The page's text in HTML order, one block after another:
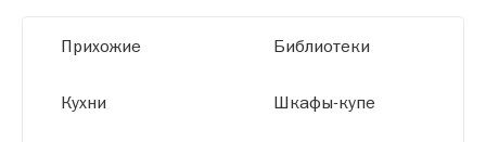
размерам.
Прихожие
Кухни
Библиотеки
Шкафы-купе